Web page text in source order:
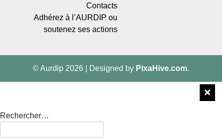
Contacts
Adhérez à l’AURDIP ou
soutenez ses actions
© Aurdip 2026 Designed by PixaHive.com.
Rechercher…